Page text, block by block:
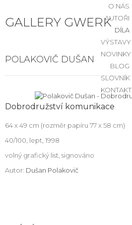
GALLERY GWERK
O NÁS
AUTOŘI
DÍLA
VÝSTAVY
NOVINKY
BLOG
SLOVNÍK
KONTAKT
POLAKOVIČ DUŠAN
Dobrodružství komunikace
64 x 49 cm (rozměr papíru 77 x 58 cm)
40/100, lept, 1998
volný grafický list, signováno
Autor: Dušan Polakovič